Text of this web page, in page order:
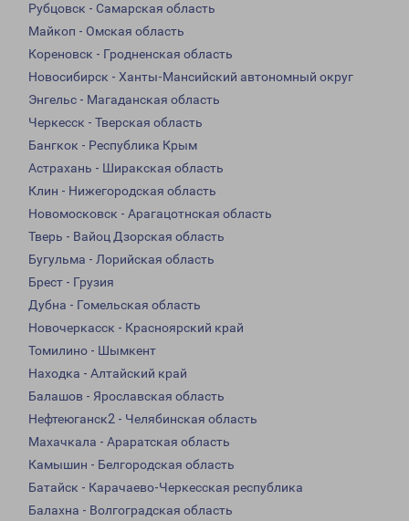
Рубцовск - Самарская область
Майкоп - Омская область
Кореновск - Гродненская область
Новосибирск - Ханты-Мансийский автономный округ
Энгельс - Магаданская область
Черкесск - Тверская область
Бангкок - Республика Крым
Астрахань - Ширакская область
Клин - Нижегородская область
Новомосковск - Арагацотнская область
Тверь - Вайоц Дзорская область
Бугульма - Лорийская область
Брест - Грузия
Дубна - Гомельская область
Новочеркасск - Красноярский край
Томилино - Шымкент
Находка - Алтайский край
Балашов - Ярославская область
Нефтеюганск2 - Челябинская область
Махачкала - Араратская область
Камышин - Белгородская область
Батайск - Карачаево-Черкесская республика
Балахна - Волгоградская область